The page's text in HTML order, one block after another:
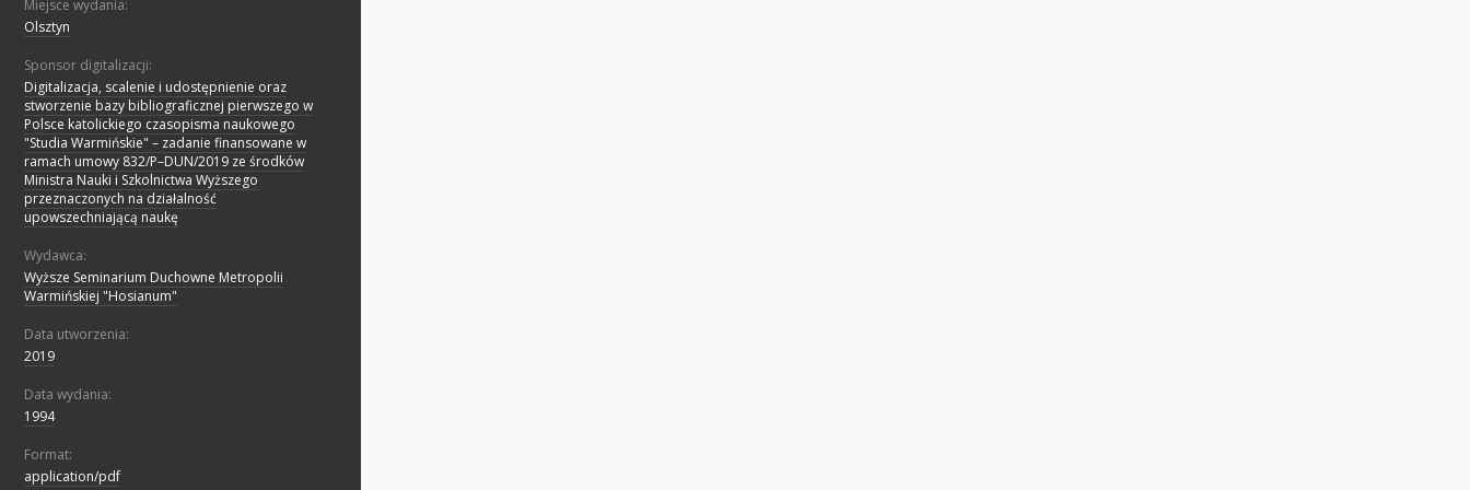
Miejsce wydania:
Olsztyn
Sponsor digitalizacji:
Digitalizacja, scalenie i udostępnienie oraz
stworzenie bazy bibliograficznej pierwszego w
Polsce katolickiego czasopisma naukowego
"Studia Warmińskie" – zadanie finansowane w
ramach umowy 832/P–DUN/2019 ze środków
Ministra Nauki i Szkolnictwa Wyższego
przeznaczonych na działalność
upowszechniającą naukę
Wydawca:
Wyższe Seminarium Duchowne Metropolii
Warmińskiej "Hosianum"
Data utworzenia:
2019
Data wydania:
1994
Format:
application/pdf